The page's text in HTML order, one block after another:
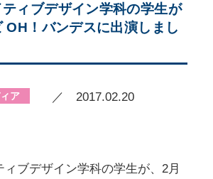
ィブデザイン学科の学生が
OH！バンデスに出演しまし
ア ／ 2017.02.20
ブデザイン学科の学生が、2月